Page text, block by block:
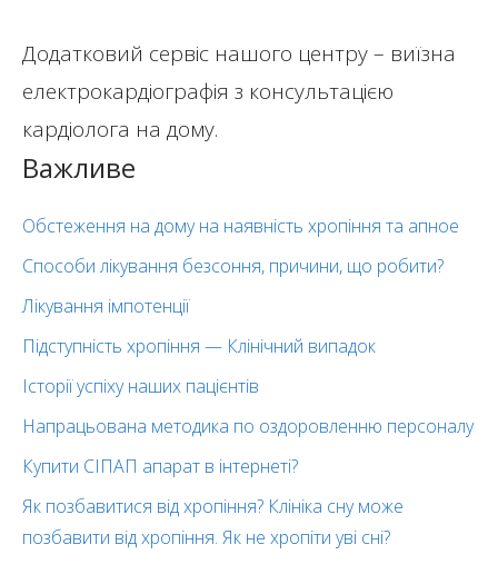
Додатковий сервіс нашого центру – виїзна
електрокардіографія з консультацією
кардіолога на дому.
Важливе
Обстеження на дому на наявність хропіння та апное
Способи лікування безсоння, причини, що робити?
Лікування імпотенції
Підступність хропіння — Клінічний випадок
Історії успіху наших пацієнтів
Напрацьована методика по оздоровленню персоналу
Купити СІПАП апарат в інтернеті?
Як позбавитися від хропіння? Клініка сну може
позбавити від хропіння. Як не хропіти уві сні?